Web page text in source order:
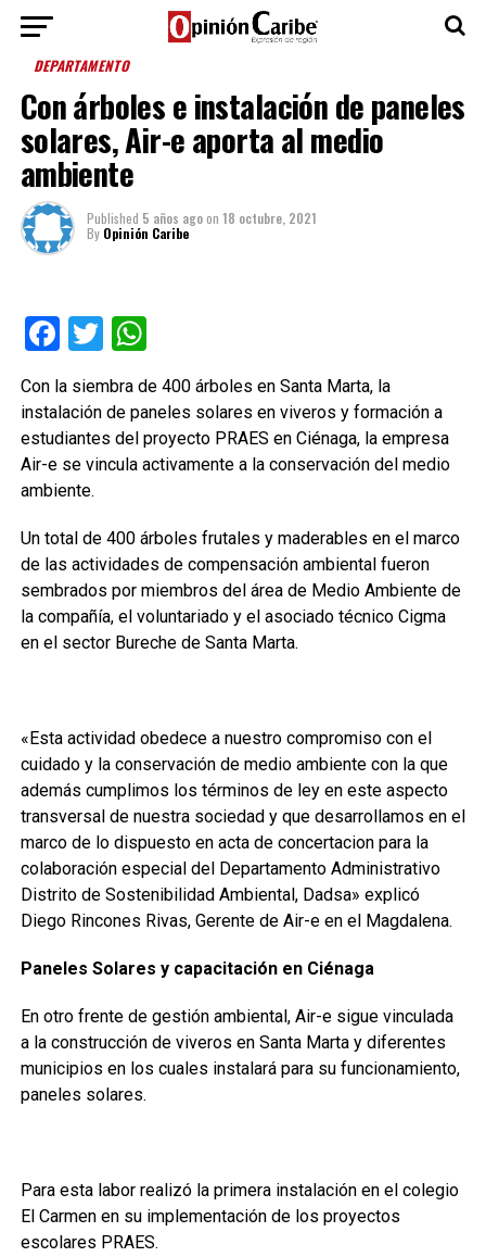
DEPARTAMENTO
Con árboles e instalación de paneles
solares, Air-e aporta al medio
ambiente
Published 5 años agoon 18 octubre, 2021
By Opinión Caribe
Facebook
TwitterWhatsApp
Con la siembra de 400 árboles en Santa Marta, la
instalación de paneles solares en viveros y formación a
estudiantes del proyecto PRAES en Ciénaga, la empresa
Air-e se vincula activamente a la conservación del medio
ambiente.
Un total de 400 árboles frutales y maderables en el marco
de las actividades de compensación ambiental fueron
sembrados por miembros del área de Medio Ambiente de
la compañía, el voluntariado y el asociado técnico Cigma
en el sector Bureche de Santa Marta.
«Esta actividad obedece a nuestro compromiso con el
cuidado y la conservación de medio ambiente con la que
además cumplimos los términos de ley en este aspecto
transversal de nuestra sociedad y que desarrollamos en el
marco de lo dispuesto en acta de concertacion para la
colaboración especial del Departamento Administrativo
Distrito de Sostenibilidad Ambiental, Dadsa» explicó
Diego Rincones Rivas, Gerente de Air-e en el Magdalena.
Paneles Solares y capacitación en Ciénaga
En otro frente de gestión ambiental, Air-e sigue vinculada
a la construcción de viveros en Santa Marta y diferentes
municipios en los cuales instalará para su funcionamiento,
paneles solares.
Para esta labor realizó la primera instalación en el colegio
El Carmen en su implementación de los proyectos
escolares PRAES.